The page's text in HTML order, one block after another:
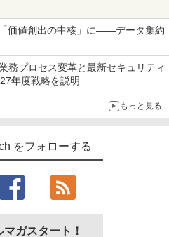
価値創出の中核」に――データ集約
務プロセス変革と最新セキュリティ
年度戦略を説明
もっと見る
をフォローする
マガスタート！